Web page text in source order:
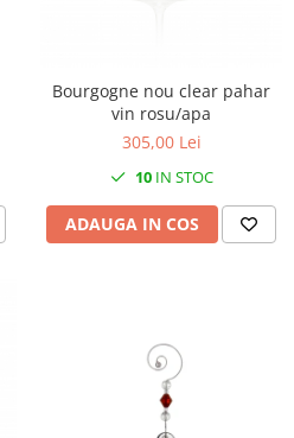
Bourgogne nou clear pahar
vin rosu/apa
305,00 Lei
10IN STOC
ADAUGA IN COS